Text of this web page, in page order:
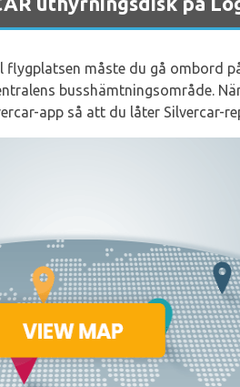
flygplatsen måste du gå ombord
busshämtningsområde.
app så att du låter Silvercar-